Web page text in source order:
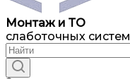
Монтаж и ТО
слаботочных систем